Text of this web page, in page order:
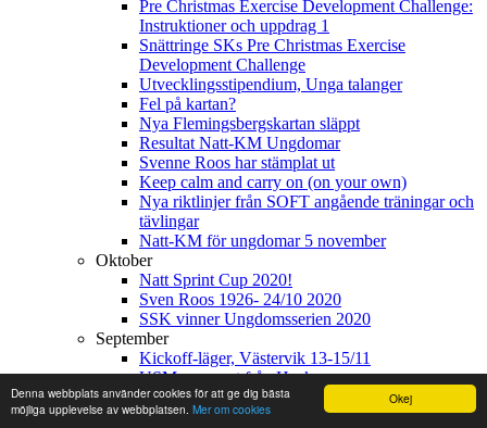
Okej
Denna webbplats använder cookies för att ge dig bästa
möjliga upplevelse av webbplatsen. Mer om cookies
Pre Christmas Exercise Development Challenge:
Instruktioner och uppdrag 1
Snättringe SKs Pre Christmas Exercise
Development Challenge
Utvecklingsstipendium, Unga talanger
Fel på kartan?
Nya Flemingsbergskartan släppt
Resultat Natt-KM Ungdomar
Svenne Roos har stämplat ut
Keep calm and carry on (on your own)
Nya riktlinjer från SOFT angående träningar och
tävlingar
Natt-KM för ungdomar 5 november
Oktober
Natt Sprint Cup 2020!
Sven Roos 1926- 24/10 2020
SSK vinner Ungdomsserien 2020
September
Kickoff-läger, Västervik 13-15/11
USM - rapport från Huskvarna
Fina framgångar på SM-helgen
Daladubbeln på Hemmaplan 17/10